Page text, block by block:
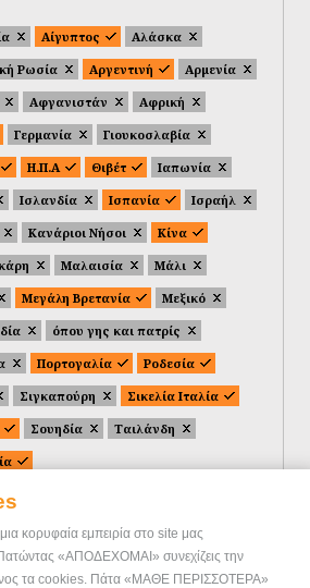
κορυφαία εμπειρία στο site μας
«ΑΠΟΔΕΧΟΜΑΙ» συνεχίζεις την
τα cookies. Πάτα «ΜΑΘΕ ΠΕΡΙΣΣΟΤΕΡΑ»
Αίγυπτος
Αλάσκα
Ρωσία Αργεντινή
Αρμενία
Αφγανιστάν
Αφρική
Γερμανία
Γιουκοσλαβία
Η.Π.Α Θιβέτ
Ιαπωνία
Ισλανδία Ισπανία
Ισραήλ
Κανάριοι Νήσοι
Κίνα
Μαλαισία
Μάλι
Μεγάλη Βρετανία
Μεξικό
όπου γης και πατρίς
Πορτογαλία
Ροδεσία
Σιγκαπούρη
Σικελία Ιταλία
Σουηδία
Ταιλάνδη